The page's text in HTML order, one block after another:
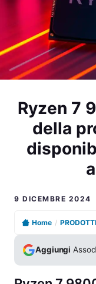
Ryzen 7
della
9 DICEMBRE 2024
Home / PRODOTTI
Aggiungi